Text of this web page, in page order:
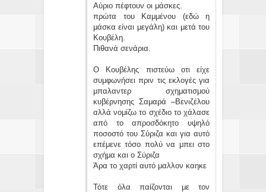
Αύριο πέφτουν οι μάσκες.
πρώτα του Καμμένου (εδώ η
μάσκα είναι μεγάλη) και μετά του
Κουβέλη.
Πιθανά σενάρια.
Ο Κουβέλης πιστεύω οτι είχε
συμφωνήσει πριν τις εκλογές για
μπαλαντερ σχηματισμού
κυβέρνησης Σαμαρά –Βενιζέλου
αλλά νομίζω το σχέδιο το χάλασε
από το απροσδόκητο υψηλό
ποσοστό του Σύριζα και για αυτό
επέμενε τόσο πολύ να μπει στο
σχήμα και ο Σύριζα
Άρα το χαρτί αυτό μαλλον καηκε
Τότε όλα παίζονται με τον